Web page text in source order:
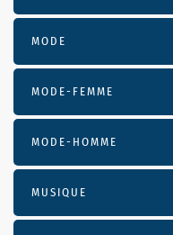
MODE
MODE-FEMME
MODE-HOMME
MUSIQUE